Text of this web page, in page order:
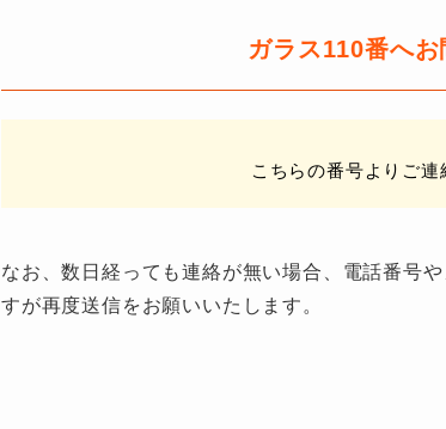
ガラス110番へお
こちらの番号よりご連
なお、数日経っても連絡が無い場合、電話番号
すが再度送信をお願いいたします。